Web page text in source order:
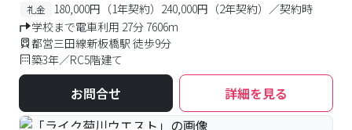
礼金
180,000円（1年契約）240,000円（2年契約）／契約時
学校まで電車利用 27分 7606m
都営三田線新板橋駅 徒歩9分
築3年／RC5階建て
お問合せ 詳細を見る